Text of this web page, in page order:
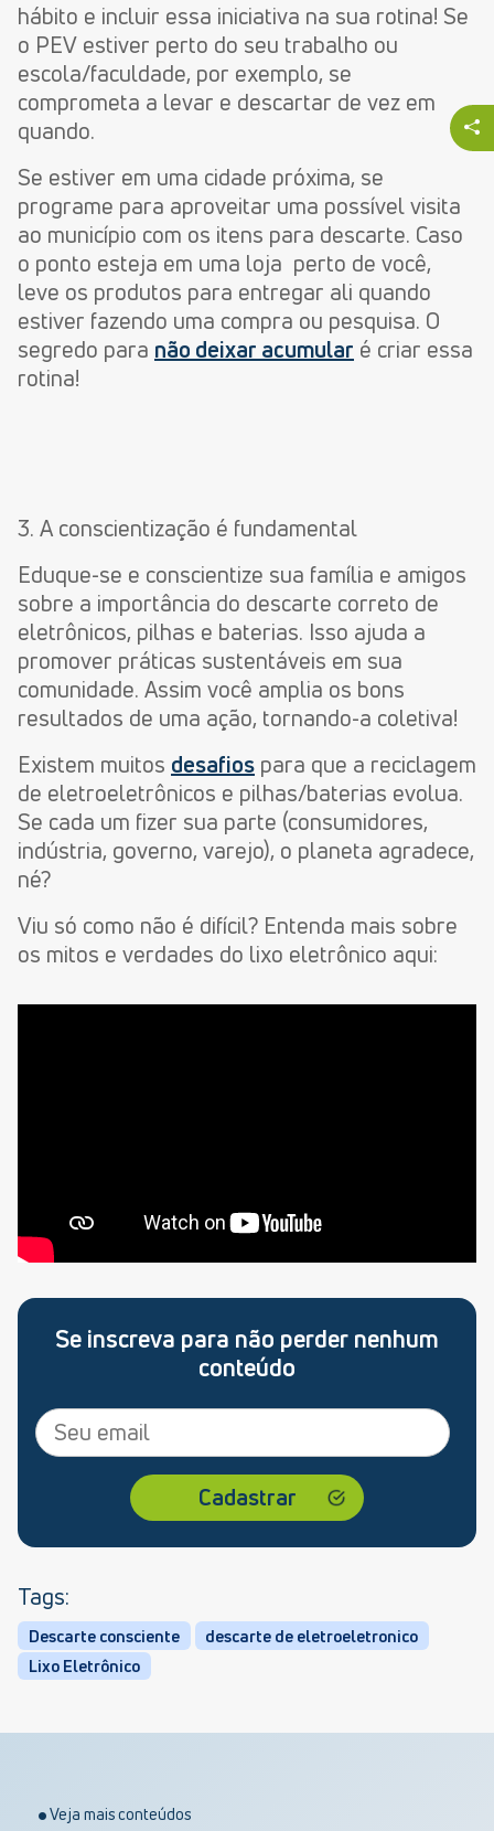
hábito e incluir essa iniciativa na sua rotina! Se
o PEV estiver perto do seu trabalho ou
escola/faculdade, por exemplo, se
comprometa a levar e descartar de vez em
quando.
Se estiver em uma cidade próxima, se
programe para aproveitar uma possível visita
ao município com os itens para descarte. Caso
o ponto esteja em uma loja perto de você,
leve os produtos para entregar ali quando
estiver fazendo uma compra ou pesquisa. O
segredo para não deixar acumular é criar essa
rotina!
3. A conscientização é fundamental
Eduque-se e conscientize sua família e amigos
sobre a importância do descarte correto de
eletrônicos, pilhas e baterias. Isso ajuda a
promover práticas sustentáveis em sua
comunidade. Assim você amplia os bons
resultados de uma ação, tornando-a coletiva!
Existem muitos desafios para que a reciclagem
de eletroeletrônicos e pilhas/baterias evolua.
Se cada um fizer sua parte (consumidores,
indústria, governo, varejo), o planeta agradece,
né?
Viu só como não é difícil? Entenda mais sobre
os mitos e verdades do lixo eletrônico aqui:
Se inscreva para não perder nenhum
conteúdo
Tags:
Descarte consciente
descarte de eletroeletronico
Lixo Eletrônico
Veja mais conteúdos